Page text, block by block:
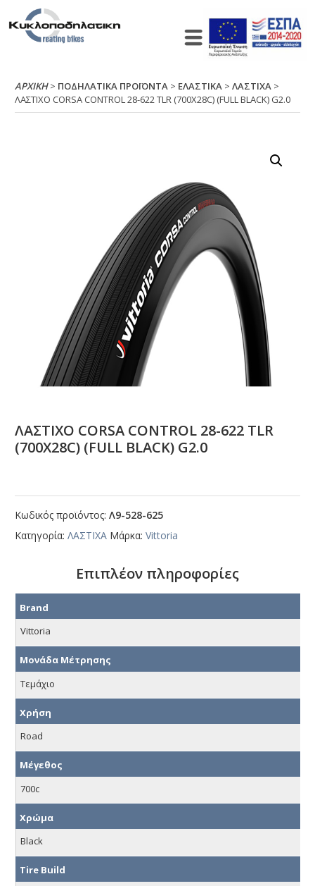
ΑΡΧΙΚΉ> ΠΟΔΗΛΑΤΙΚΑ ΠΡΟΪΟΝΤΑ > ΕΛΑΣΤΙΚΑ >ΛΑΣΤΙΧΑ >
ΛΑΣΤΙΧΟ CΟRSΑ CΟΝΤRΟL 28-622 ΤLR (700Χ28C) (FULL ΒLΑCΚ) G2.0
ΛΑΣΤΙΧΟ CΟRSΑ CΟΝΤRΟL 28-622 ΤLR
(700Χ28C) (FULL ΒLΑCΚ) G2.0
Κωδικός προϊόντος:Λ9-528-625
Κατηγορία:ΛΑΣΤΙΧΑ Μάρκα:Vittoria
Επιπλέον πληροφορίες
Brand
Vittoria
Μονάδα Μέτρησης
Τεμάχιο
Χρήση
Road
Μέγεθος
700c
Χρώμα
Black
Tire Build